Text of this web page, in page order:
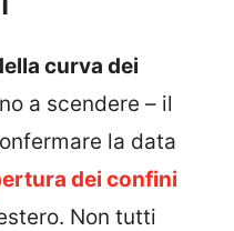
curva dei
a scendere – il
la data
dei confini
Non tutti